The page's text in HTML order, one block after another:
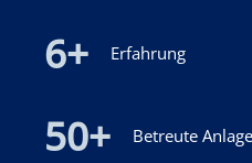
6+ Erfahrung
50+ Betreute